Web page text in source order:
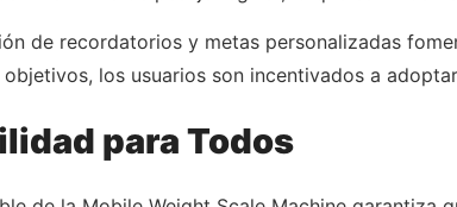
de recordatorios y metas personalizadas
los usuarios son incentivados a
para Todos